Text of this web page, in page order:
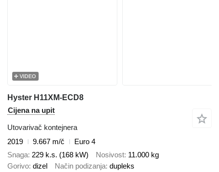
VIDEO
Hyster H11XM-ECD8
Cijena na upit
Utovarivač kontejnera
2019
9.667 m/č
Euro 4
Snaga 229 k.s. (168 kW) Nosivost 11.000 kg
Gorivo dizel Način podizanja dupleks